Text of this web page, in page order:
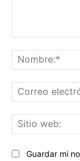
Guardar mi